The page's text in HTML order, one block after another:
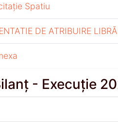
Spatiu
DE ATRIBUIRE
- Execuție